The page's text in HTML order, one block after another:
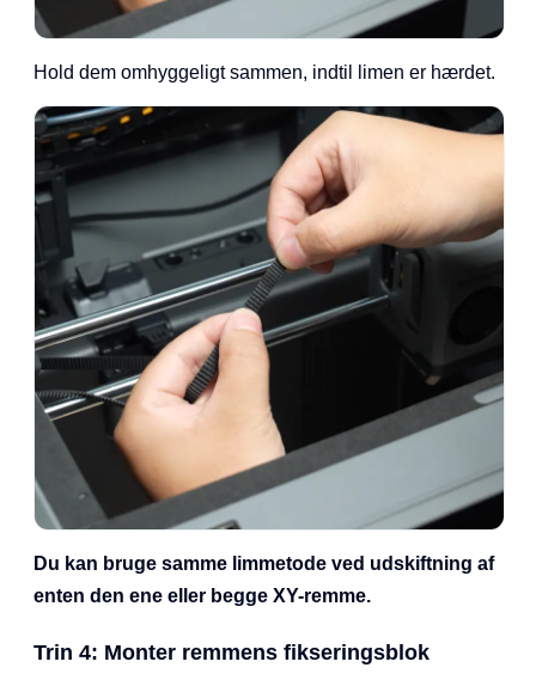
Hold dem omhyggeligt sammen, indtil limen er hærdet.
Du kan bruge samme limmetode ved udskiftning af
enten den ene eller begge XY-remme.
Trin 4: Monter remmens fikseringsblok